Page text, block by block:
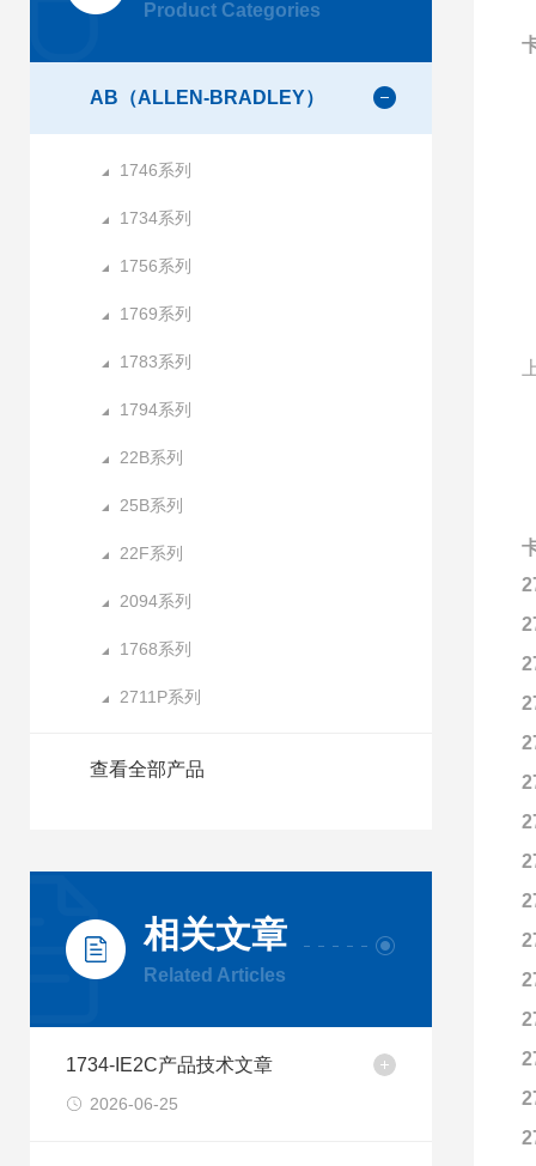
Product Categories
AB（ALLEN-BRADLEY）
1746系列
1734系列
1756系列
1769系列
1783系列
1794系列
22B系列
25B系列
22F系列
2094系列
1768系列
2711P系列
查看全部产品
相关文章
Related Articles
1734-IE2C产品技术文章
2026-06-25